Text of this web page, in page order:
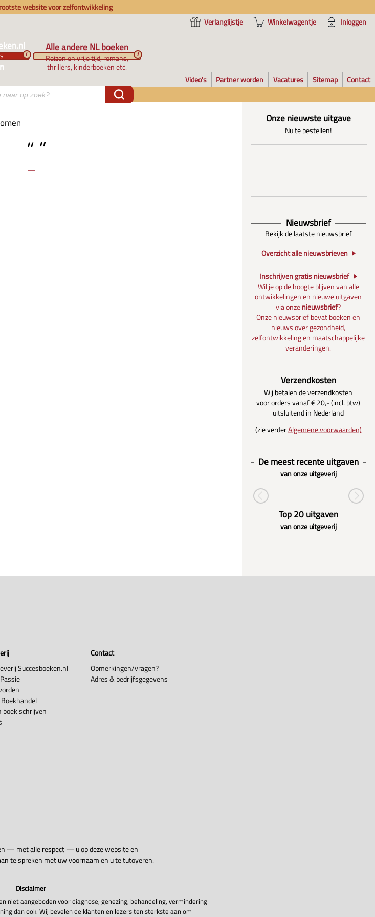
website voor zelfontwikkeling
Verlanglijstje
Winkelwagentje Inloggen
i
Alle andere NL boeken
Reizen en vrije tijd, romans,
thrillers, kinderboeken etc.
i
Video's Partner worden Vacatures Sitemap Contact
Onze nieuwste uitgave
Nu te bestellen!
Nieuwsbrief
Bekijk de laatste nieuwsbrief
Overzicht alle nieuwsbrieven
Inschrijven gratis nieuwsbrief
Wil je op de hoogte blijven van alle
ontwikkelingen en nieuwe uitgaven
via onzenieuwsbrief?
Onze nieuwsbrief bevat boeken en
nieuws over gezondheid,
zelfontwikkeling en maatschappelijke
veranderingen.
Verzendkosten
Wij betalen de verzendkosten
voor orders vanaf € 20,- (incl. btw)
uitsluitend in Nederland
(zie verderAlgemene voorwaarden)
De meest recente uitgaven
van onze uitgeverij
Top 20 uitgaven
van onze uitgeverij
Succesboeken.nl
boek schrijven
Contact
Opmerkingen/vragen?
Adres & bedrijfsgegevens
— met alle respect — u op deze website en
te spreken met uw voornaam en u te tutoyeren.
Disclaimer
niet aangeboden voor diagnose, genezing, behandeling, vermindering
dan ook. Wij bevelen de klanten en lezers ten sterkste aan om